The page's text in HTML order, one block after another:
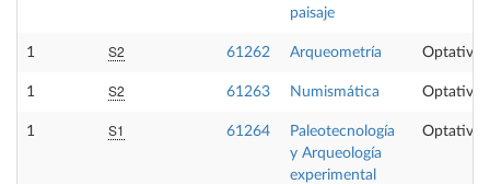
paisaje
1 S2 61262 Arqueometría Optativa
1 S2 61263 Numismática Optativa
1 S1 61264
Paleotecnología
y Arqueología
experimental
Optativa